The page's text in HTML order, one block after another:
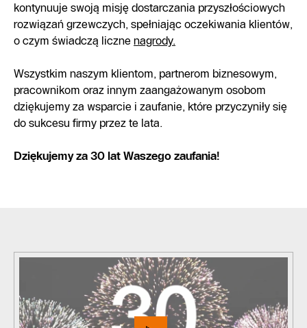
kontynuuje swoją misję dostarczania przyszłościowych
rozwiązań grzewczych, spełniając oczekiwania klientów,
o czym świadczą liczne nagrody.
Wszystkim naszym klientom, partnerom biznesowym,
pracownikom oraz innym zaangażowanym osobom
dziękujemy za wsparcie i zaufanie, które przyczyniły się
do sukcesu firmy przez te lata.
Dziękujemy za 30 lat Waszego zaufania!